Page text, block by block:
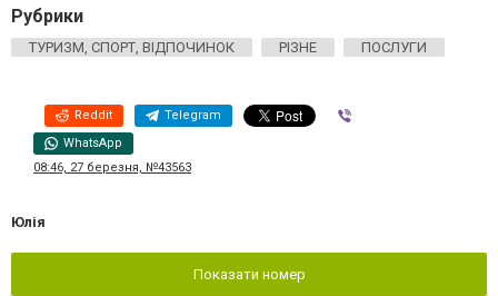
Рубрики
ТУРИЗМ, СПОРТ, ВІДПОЧИНОК РІЗНЕ ПОСЛУГИ
Reddit Telegram
WhatsApp
08:46, 27 березня, №43563
Юлія
Показати номер